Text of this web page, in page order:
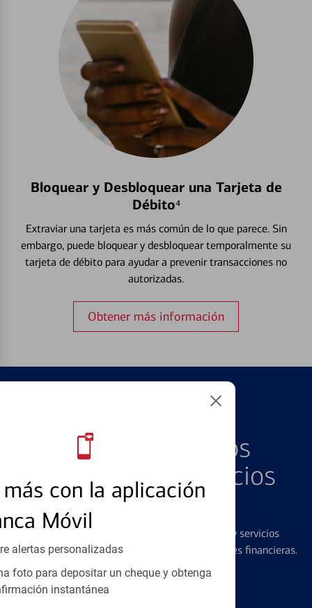
con la aplicación
Móvil
alertas personalizadas
foto para depositar un cheque y obtenga
instantánea
Bloquear y Desbloquear una Tarjeta de
Débito⁴
Extraviar una tarjeta es más común de lo que parece. Sin
embargo, puede bloquear y desbloquear temporalmente su
tarjeta de débito para ayudar a prevenir transacciones no
autorizadas.
Obtener más información
Explore Nuestros
Productos y Servicios
Destacados
Ofrecemos una amplia gama de productos y servicios
diseñados para ayudar con todas sus necesidades financieras.